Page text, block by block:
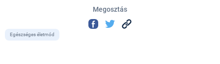
Megosztás
Egészséges életmód